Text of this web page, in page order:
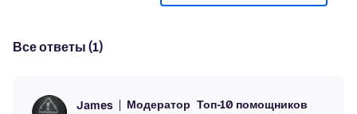
Все ответы (1)
James Модератор Топ-10 помощников